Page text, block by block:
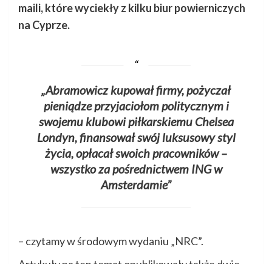
maili, które wyciekły z kilku biur powierniczych
na Cyprze.
„Abramowicz kupował firmy, pożyczał
pieniądze przyjaciołom politycznym i
swojemu klubowi piłkarskiemu Chelsea
Londyn, finansował swój luksusowy styl
życia, opłacał swoich pracowników –
wszystko za pośrednictwem ING w
Amsterdamie”
– czytamy w środowym wydaniu „NRC”.